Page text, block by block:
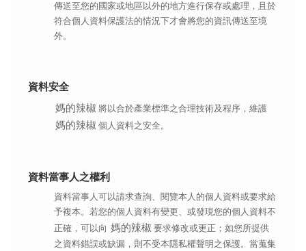
傳送至您的國家或地區以外的地方進行保存或處理，且於
符合個人資料保護法的情況下才會將您的資訊傳送至境
外。
資料安全
媽的辣椒 將以合於產業標準之合理技術及程序，維護
媽的辣椒 個人資料之安全。
資料當事人之權利
資料當事人可以請求查詢、閱覽本人的個人資料或要求給
予複本。若您的個人資料有變更、或發現您的個人資料不
正確，可以向 媽的辣椒 要求修改或更正；如您所提供
之資料錯誤或缺漏，則不受本隱私權聲明之保護。當蒐集